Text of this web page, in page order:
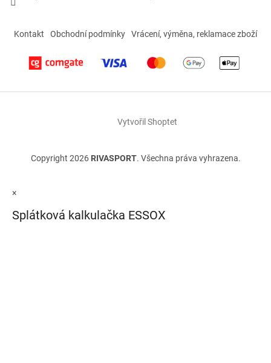
Kontakt Obchodní podmínky Vrácení, výměna, reklamace zboží
Vytvořil Shoptet
Copyright 2026 RIVASPORT. Všechna práva vyhrazena.
×
Splátková kalkulačka ESSOX